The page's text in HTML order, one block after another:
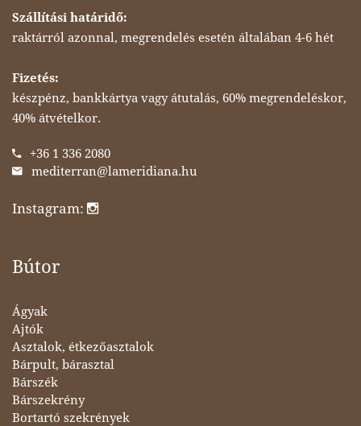
Szállítási határidő:
raktárról azonnal, megrendelés esetén általában 4-6 hét
Fizetés:
készpénz, bankkártya vagy átutalás, 60% megrendeléskor,
40% átvételkor.
+36 1 336 2080
mediterran@lameridiana.hu
Instagram:
Bútor
Ágyak
Ajtók
Asztalok, étkezőasztalok
Bárpult, bárasztal
Bárszék
Bárszekrény
Bortartó szekrények